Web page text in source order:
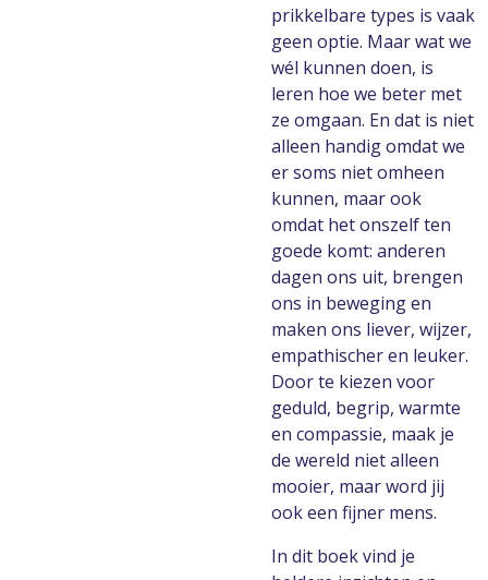
prikkelbare types is vaak
geen optie. Maar wat we
wél kunnen doen, is
leren hoe we beter met
ze omgaan. En dat is niet
alleen handig omdat we
er soms niet omheen
kunnen, maar ook
omdat het onszelf ten
goede komt: anderen
dagen ons uit, brengen
ons in beweging en
maken ons liever, wijzer,
empathischer en leuker.
Door te kiezen voor
geduld, begrip, warmte
en compassie, maak je
de wereld niet alleen
mooier, maar word jij
ook een fijner mens.
In dit boek vind je